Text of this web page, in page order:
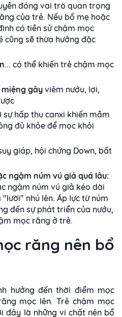
đóng vai trò quan trọng
của trẻ. Nếu bố mẹ hoặc
có tiền sử chậm mọc
cũng sẽ thừa hưởng đặc
... có thể khiến trẻ chậm mọc
gây viêm nướu, lợi,
sự hấp thu canxi khiến mầm
đủ khỏe để mọc khỏi
giáp, hội chứng Down, bất
ngậm núm vú giả quá lâu:
ngậm núm vú giả kéo dài
nhú lên. Áp lực từ núm
đến sự phát triển của nướu,
mọc răng ở trẻ.
răng nên bổ
hưởng đến thời điểm mọc
mọc lên. Trẻ chậm mọc
đây là những vi chất nên bổ